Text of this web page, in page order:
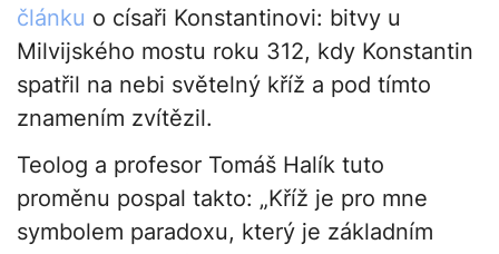
článku o císaři Konstantinovi: bitvy u
Milvijského mostu roku 312, kdy Konstantin
spatřil na nebi světelný kříž a pod tímto
znamením zvítězil.
Teolog a profesor Tomáš Halík tuto
proměnu pospal takto: „Kříž je pro mne
symbolem paradoxu, který je základním